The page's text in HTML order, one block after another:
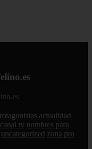
actualidad
canal tv nombres para
uncategorized zona pro